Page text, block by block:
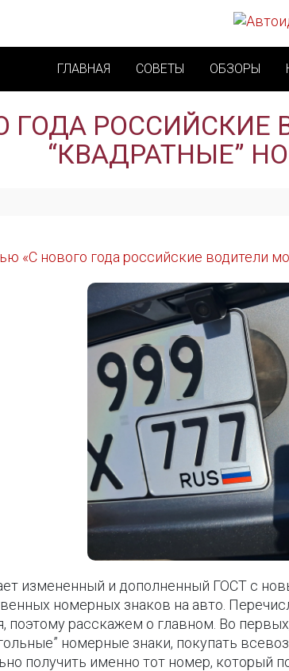
ГЛАВНАЯ СОВЕТЫ ОБЗОРЫ
ГОДА РОССИЙСКИЕ
“КВАДРАТНЫЕ”
«С нового года российские водители
измененный и дополненный ГОСТ с
номерных знаков на авто.
поэтому расскажем о главном. Во
номерные знаки, покупать
получить именно тот номер, который